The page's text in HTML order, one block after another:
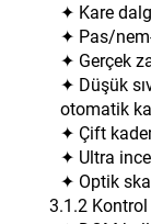
✦ Kare
✦ Pas/
✦ Gerçek
✦ Düşük
otomatik
✦ Çift
✦ Ultra
✦ Optik
3.1.2